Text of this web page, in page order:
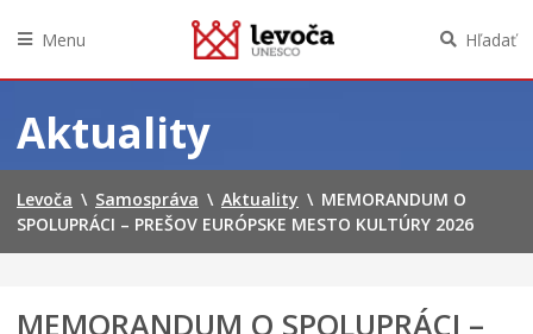
obsah
Menu Hľadať
Aktuality
Levoča \ Samospráva \ Aktuality \ MEMORANDUM O
SPOLUPRÁCI – PREŠOV EURÓPSKE MESTO KULTÚRY 2026
MEMORANDUM O SPOLUPRÁCI –
i
i
M
o
v
i
e
n